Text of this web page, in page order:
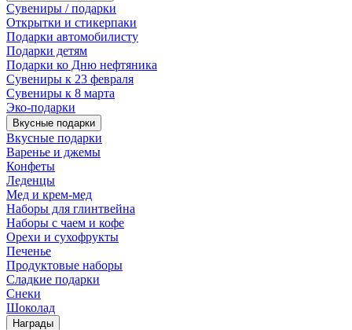
Сувениры / подарки
Открытки и стикерпаки
Подарки автомобилисту
Подарки детям
Подарки ко Дню нефтяника
Сувениры к 23 февраля
Сувениры к 8 марта
Эко-подарки
Вкусные подарки
Вкусные подарки
Варенье и джемы
Конфеты
Леденцы
Мед и крем-мед
Наборы для глинтвейна
Наборы с чаем и кофе
Орехи и сухофрукты
Печенье
Продуктовые наборы
Сладкие подарки
Снеки
Шоколад
Награды